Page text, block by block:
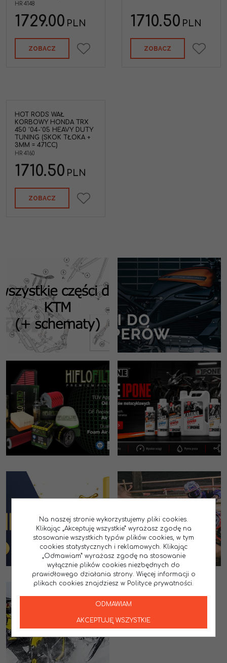
HR 4148
1729.00 PLN
ZOBACZ
1710.50 PLN
ZOBACZ
HOT RODS WAŁ
KORBOWY HONDA TRX
450 '04-'05 HEAVY DUTY
TUNING (SKOK TŁOKA +
3MM = 471CC)
HR 4160
1710.50 PLN
ZOBACZ
Na naszej stronie wykorzystujemy pliki cookies.
Klikając „Akceptuję wszystkie” wyrażasz zgodę na
stosowanie wszystkich typów plików cookies, w tym
cookies statystycznych i reklamowych. Klikając
„Odmawiam” wyrażasz zgodę na stosowanie
wyłącznie plików cookies niezbędnych do
prawidłowego działania strony. Więcej informacji o
plikach cookies znajdziesz w Polityce prywatności.
ODMAWIAM
AKCEPTUJĘ WSZYSTKIE